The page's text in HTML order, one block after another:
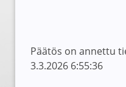
Päätös on annettu
3.3.2026 6:55:36